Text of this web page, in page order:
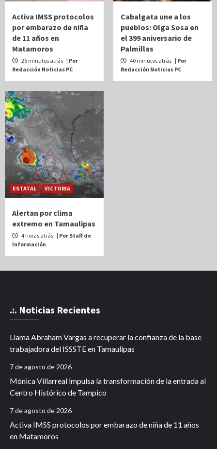
Activa IMSS protocolos
por embarazo de niña
de 11 años en
Matamoros
26 minutos atrás | Por
Redacción Noticias PC
Cabalgata une a los
pueblos: Olga Sosa en
el 399 aniversario de
Palmillas
40 minutos atrás | Por
Redacción Noticias PC
ESTATAL VICTORIA
Alertan por clima
extremo en Tamaulipas
4 horas atrás | Por Staff de
Información
.:. Noticias Recientes
Llama Abraham Vargas a recuperar la confianza de la base
trabajadora del ISSSTE en Tamaulipas
7 de agosto de 2026
Mónica Villarreal impulsa la transformación de la entrada al
Centro Histórico de Tampico
7 de agosto de 2026
Activa IMSS protocolos por embarazo de niña de 11 años
en Matamoros